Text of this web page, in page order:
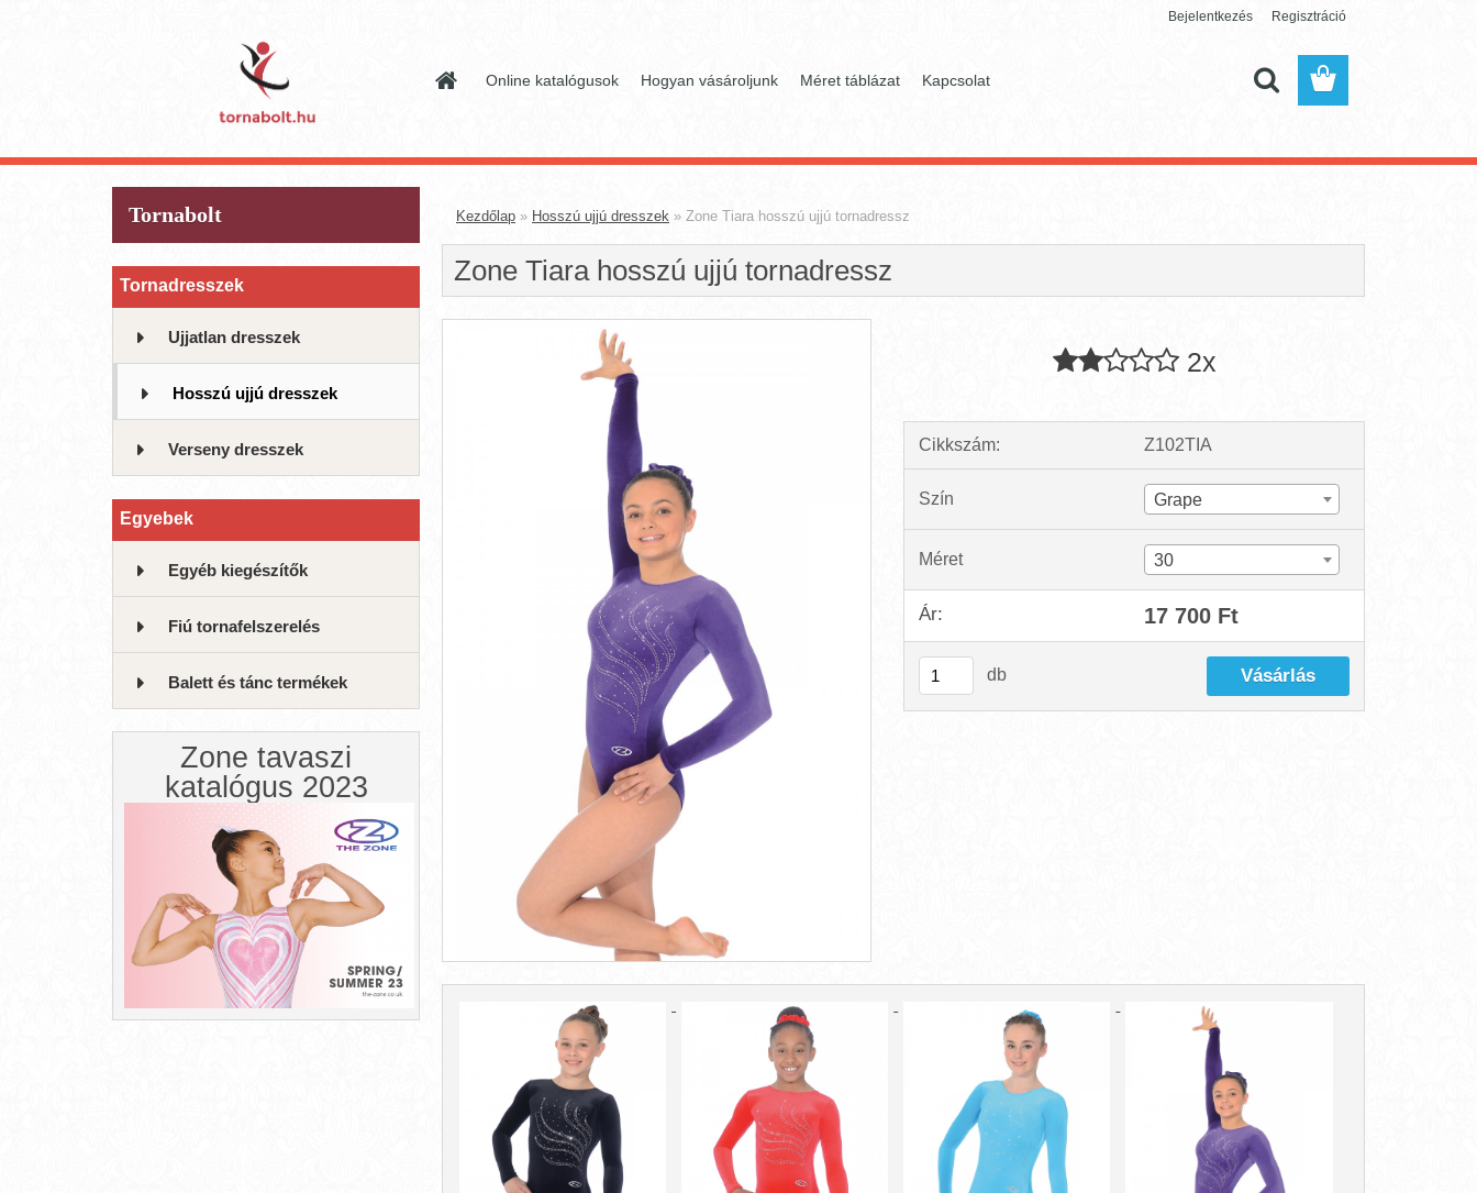
Online katalógusok Hogyan vásároljunk Méret táblázat Kapcsolat
Bejelentkezés Regisztráció
Tornabolt
Tornadresszek
Ujjatlan dresszek
Hosszú ujjú dresszek
Verseny dresszek
Egyebek
Egyéb kiegészítők
Fiú tornafelszerelés
Balett és tánc termékek
Zone tavaszi
katalógus 2023
Kezdőlap » Hosszú ujjú dresszek » Zone Tiara hosszú ujjú tornadressz
Zone Tiara hosszú ujjú tornadressz
2x
Cikkszám: Z102TIA
Szín Grape
Méret 30
Ár: 17 700 Ft
db